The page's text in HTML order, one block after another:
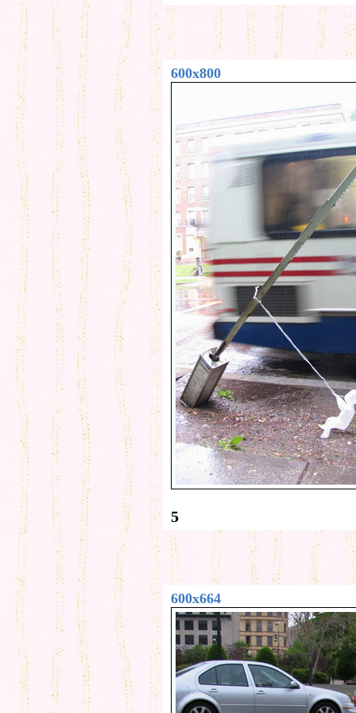
600x800
5
600x664